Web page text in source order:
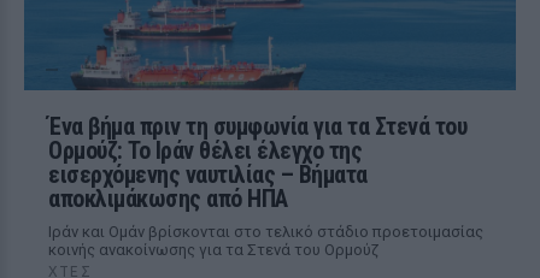
Ένα βήμα πριν τη συμφωνία για τα Στενά του
Ορμούζ: Το Ιράν θέλει έλεγχο της
εισερχόμενης ναυτιλίας – Βήματα
αποκλιμάκωσης από ΗΠΑ
Ιράν και Ομάν βρίσκονται στο τελικό στάδιο προετοιμασίας
κοινής ανακοίνωσης για τα Στενά του Ορμούζ
ΧΤΕΣ